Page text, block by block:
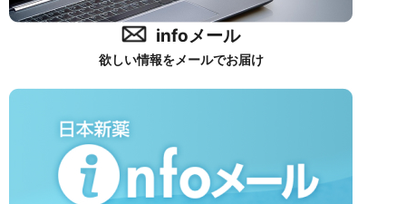
infoメール
欲しい情報をメールでお届け